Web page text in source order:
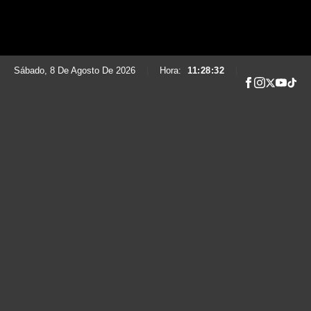
Sábado, 8 De Agosto De 2026 Hora: 11:28:33